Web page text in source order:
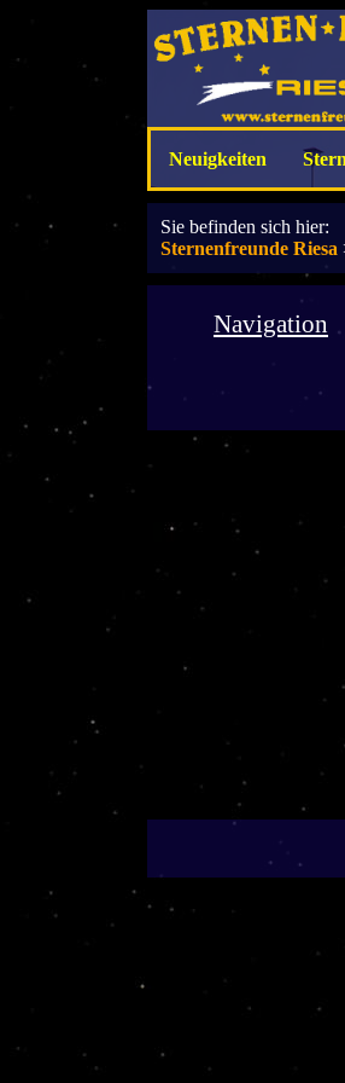
Neuigkeiten
Sie befinden sich hier:
Sternenfreunde Riesa
Navigation